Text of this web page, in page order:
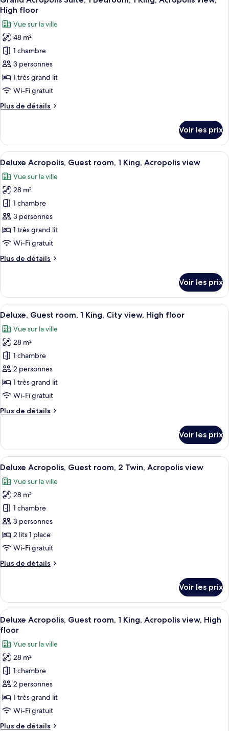
City
view
chambre
Deluxe,
Guest
room,
King,
City
toutes
les
photos
pour
ce
type
de
chambre :
Acropolis
Bedroom,
1
King,
Acropolis
view,
High
floor
High floor
Vue sur la ville
48 m²
1 chambre
3 personnes
1 très grand lit
Wi-Fi gratuit
Plus de détails
Plus
le
type
de
Grand
Acropolis
Suite,
Bedroom,
King,
Acropolis
High
Voir les prix
Afficher
toutes
les
photos
pour
ce
type
de
chambre :
Deluxe
room,
1
King,
Acropolis
view
Une chambre d’hôtel avec un
6
Deluxe Acropolis, Guest room, 1 King, Acropolis view
Vue sur la ville
28 m²
1 chambre
3 personnes
1 très grand lit
Wi-Fi gratuit
Plus de détails
Plus
le
type
de
Deluxe
Acropolis,
Guest
room,
King,
Acropolis
view
Voir les prix
Afficher
toutes
les
photos
pour
ce
type
de
chambre :
Deluxe,
1
King,
City
view,
High
floor
Une chambre d’hôtel avec un
3
Deluxe, Guest room, 1 King, City view, High floor
Vue sur la ville
28 m²
1 chambre
2 personnes
1 très grand lit
Wi-Fi gratuit
Plus de détails
Plus
le
type
de
Deluxe,
Guest
room,
King,
City
view,
High
Voir les prix
Afficher
toutes
les
photos
pour
ce
type
de
chambre :
Deluxe
room,
2
Twin,
Acropolis
view
Une chambre d’hôtel avec deux lits,
3
Deluxe Acropolis, Guest room, 2 Twin, Acropolis view
Vue sur la ville
28 m²
1 chambre
3 personnes
2 lits 1 place
Wi-Fi gratuit
Plus de détails
Plus
le
type
de
chambre
Acropolis,
Guest
room,
2
Twin,
view
Voir les prix
Afficher
toutes
les
photos
pour
ce
type
de
chambre :
Une chambre d’hôtel avec un grand
5
Deluxe Acropolis, Guest room, 1 King, Acropolis view, High
floor
Vue sur la ville
28 m²
1 chambre
2 personnes
1 très grand lit
Wi-Fi gratuit
Plus de détails
Plus